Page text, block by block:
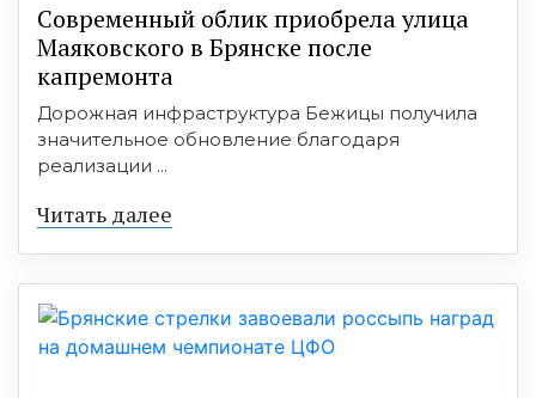
Современный облик приобрела улица
Маяковского в Брянске после
капремонта
Дорожная инфраструктура Бежицы получила
значительное обновление благодаря
реализации ...
Читать далее